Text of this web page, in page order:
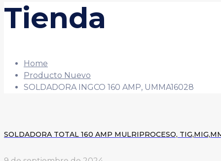
Tienda
Home
Producto Nuevo
SOLDADORA INGCO 160 AMP, UMMA16028
SOLDADORA TOTAL 160 AMP MULRIPROCESO,